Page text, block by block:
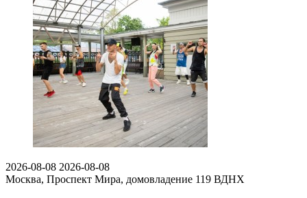
2026-08-08 2026-08-08
Москва, Проспект Мира, домовладение 119 ВДНХ